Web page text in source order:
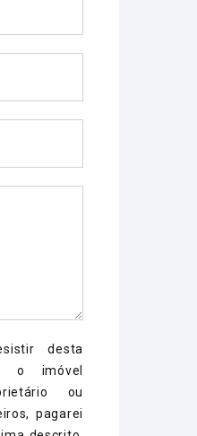
desta
o imóvel
ou
pagarei